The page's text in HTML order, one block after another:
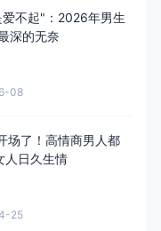
不起"：2026年男生
深的无奈
08
场了！高情商男人都
人日久生情
25